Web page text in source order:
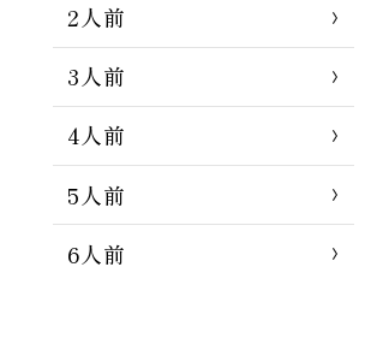
2人前
3人前
4人前
5人前
6人前